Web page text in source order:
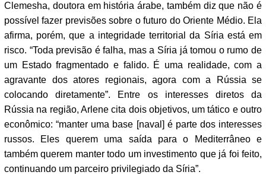
Clemesha, doutora em história árabe, também diz que não é
possível fazer previsões sobre o futuro do Oriente Médio. Ela
afirma, porém, que a integridade territorial da Síria está em
risco. “Toda previsão é falha, mas a Síria já tomou o rumo de
um Estado fragmentado e falido. É uma realidade, com a
agravante dos atores regionais, agora com a Rússia se
colocando diretamente”. Entre os interesses diretos da
Rússia na região, Arlene cita dois objetivos, um tático e outro
econômico: “manter uma base [naval] é parte dos interesses
russos. Eles querem uma saída para o Mediterrâneo e
também querem manter todo um investimento que já foi feito,
continuando um parceiro privilegiado da Síria”.